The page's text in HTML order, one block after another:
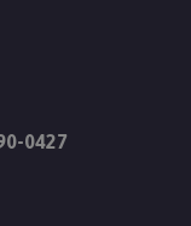
0427